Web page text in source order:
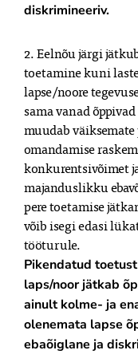
diskrimineeriv.
2. Eelnõu järgi
toetamine kuni
lapse/noore
sama vanad
muudab
omandamise
konkurentsivõimet
majanduslikku
pere toetamise
võib isegi edasi
Pikendatud
laps/noor jätkab
ainult kolme- ja
olenemata lapse
ebaõiglane ja